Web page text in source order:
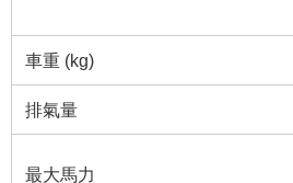
車重 (kg)
排氣量
最大馬力